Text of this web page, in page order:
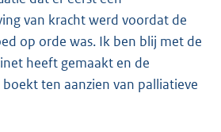
van kracht werd voordat de
op orde was. Ik ben blij met de
heeft gemaakt en de
ten aanzien van palliatieve